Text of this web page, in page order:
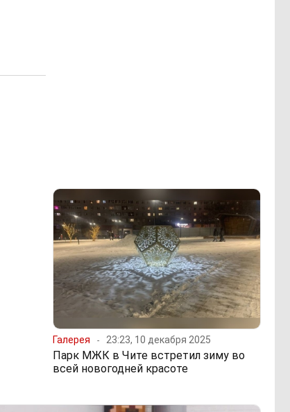
Галерея 23:23, 10 декабря 2025
Парк МЖК в Чите встретил зиму во
всей новогодней красоте